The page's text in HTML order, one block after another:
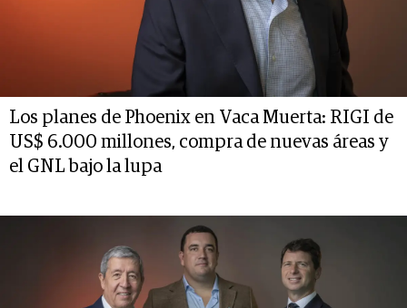
Los planes de Phoenix en Vaca Muerta: RIGI de
US$ 6.000 millones, compra de nuevas áreas y
el GNL bajo la lupa